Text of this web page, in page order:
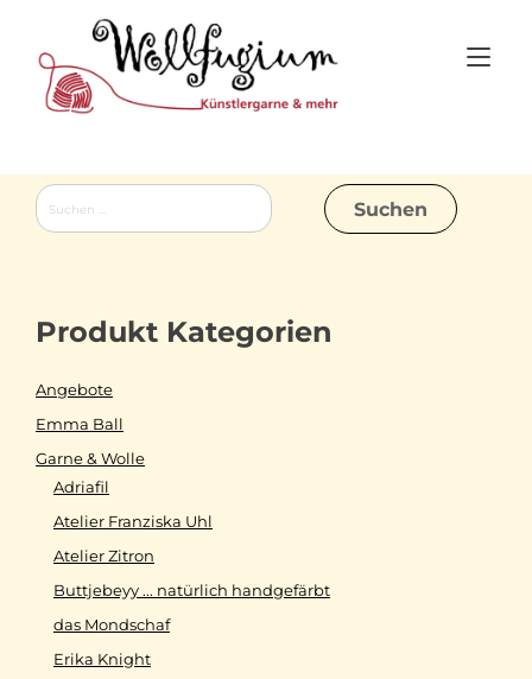
content
Suchen
nach:
Produkt Kategorien
Angebote
Emma Ball
Garne & Wolle
Adriafil
Atelier Franziska Uhl
Atelier Zitron
Buttjebeyy ... natürlich handgefärbt
das Mondschaf
Erika Knight